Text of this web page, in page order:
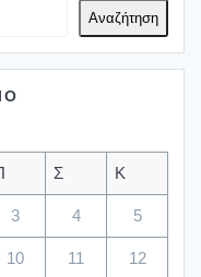
Αναζήτηση
Σ Κ
3 4 5
10 11 12